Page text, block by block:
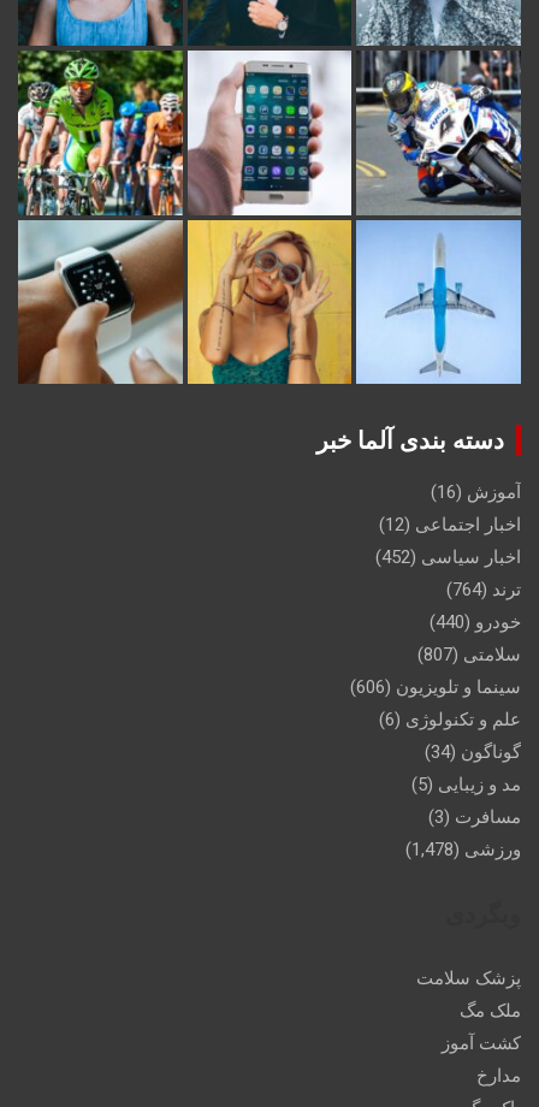
دسته بندی آلما خبر
آموزش (16)
اخبار اجتماعی (12)
اخبار سیاسی (452)
ترند (764)
خودرو (440)
سلامتی (807)
سینما و تلویزیون (606)
علم و تکنولوژی (6)
گوناگون (34)
مد و زیبایی (5)
مسافرت (3)
ورزشی (1,478)
پزشک سلامت
ملک مگ
کشت آموز
مدارخ